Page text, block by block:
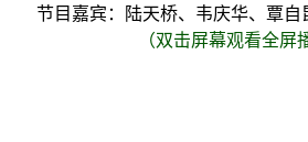
节目嘉宾：陆天桥、韦庆华、覃自
（双击屏幕观看全屏